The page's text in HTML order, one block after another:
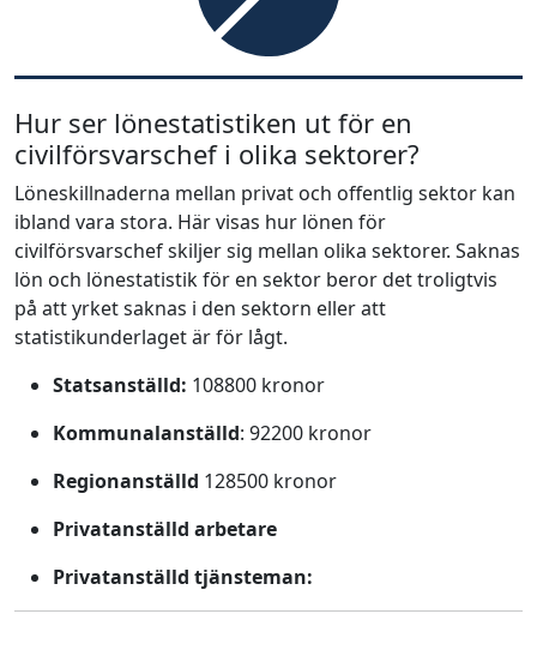
Hur ser lönestatistiken ut för en
civilförsvarschef i olika sektorer?
Löneskillnaderna mellan privat och offentlig sektor kan
ibland vara stora. Här visas hur lönen för
civilförsvarschef skiljer sig mellan olika sektorer. Saknas
lön och lönestatistik för en sektor beror det troligtvis
på att yrket saknas i den sektorn eller att
statistikunderlaget är för lågt.
Statsanställd: 108800 kronor
Kommunalanställd: 92200 kronor
Regionanställd 128500 kronor
Privatanställd arbetare
Privatanställd tjänsteman: